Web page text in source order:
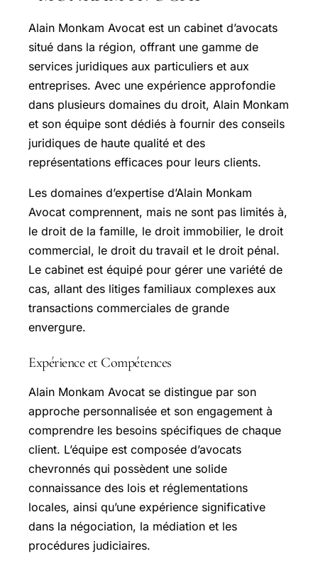
Alain Monkam Avocat est un cabinet d’avocats
situé dans la région, offrant une gamme de
services juridiques aux particuliers et aux
entreprises. Avec une expérience approfondie
dans plusieurs domaines du droit, Alain Monkam
et son équipe sont dédiés à fournir des conseils
juridiques de haute qualité et des
représentations efficaces pour leurs clients.
Les domaines d’expertise d’Alain Monkam
Avocat comprennent, mais ne sont pas limités à,
le droit de la famille, le droit immobilier, le droit
commercial, le droit du travail et le droit pénal.
Le cabinet est équipé pour gérer une variété de
cas, allant des litiges familiaux complexes aux
transactions commerciales de grande
envergure.
Expérience et Compétences
Alain Monkam Avocat se distingue par son
approche personnalisée et son engagement à
comprendre les besoins spécifiques de chaque
client. L’équipe est composée d’avocats
chevronnés qui possèdent une solide
connaissance des lois et réglementations
locales, ainsi qu’une expérience significative
dans la négociation, la médiation et les
procédures judiciaires.